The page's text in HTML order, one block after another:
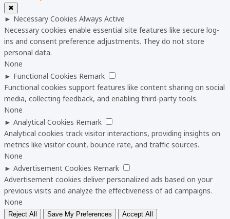
✖
► Necessary Cookies Always Active
Necessary cookies enable essential site features like secure log-
ins and consent preference adjustments. They do not store
personal data.
None
► Functional Cookies Remark
Functional cookies support features like content sharing on social
media, collecting feedback, and enabling third-party tools.
None
► Analytical Cookies Remark
Analytical cookies track visitor interactions, providing insights on
metrics like visitor count, bounce rate, and traffic sources.
None
► Advertisement Cookies Remark
Advertisement cookies deliver personalized ads based on your
previous visits and analyze the effectiveness of ad campaigns.
None
Reject All Save My Preferences Accept All